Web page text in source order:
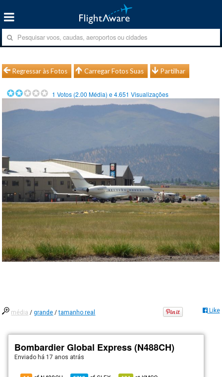
Regressar às Fotos Carregar Fotos Suas Partilhar
1 Votos (2.00 Média) e4.651 Visualizações
média /grande /tamanho real Like
Bombardier Global Express (N488CH)
Enviado há 17 anos atrás